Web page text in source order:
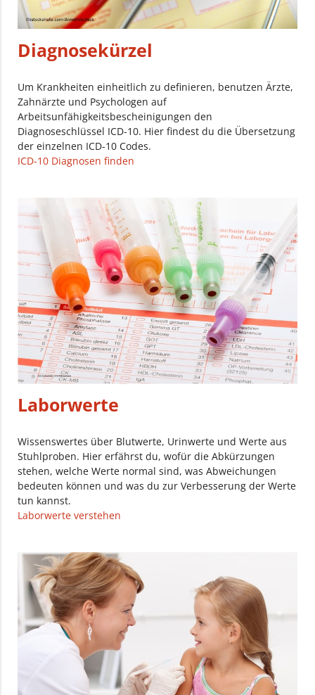
Diagnosekürzel
Um Krankheiten einheitlich zu definieren, benutzen Ärzte,
Zahnärzte und Psychologen auf
Arbeitsunfähigkeitsbescheinigungen den
Diagnoseschlüssel ICD-10. Hier findest du die Übersetzung
der einzelnen ICD-10 Codes.
ICD-10 Diagnosen finden
Laborwerte
Wissenswertes über Blutwerte, Urinwerte und Werte aus
Stuhlproben. Hier erfährst du, wofür die Abkürzungen
stehen, welche Werte normal sind, was Abweichungen
bedeuten können und was du zur Verbesserung der Werte
tun kannst.
Laborwerte verstehen